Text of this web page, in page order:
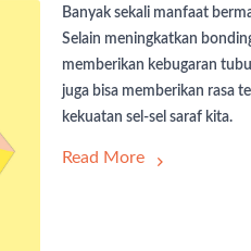
Banyak sekali manfaat
Selain meningkatkan
memberikan kebugaran
juga bisa memberikan rasa
kekuatan sel-sel saraf kita.
Read More